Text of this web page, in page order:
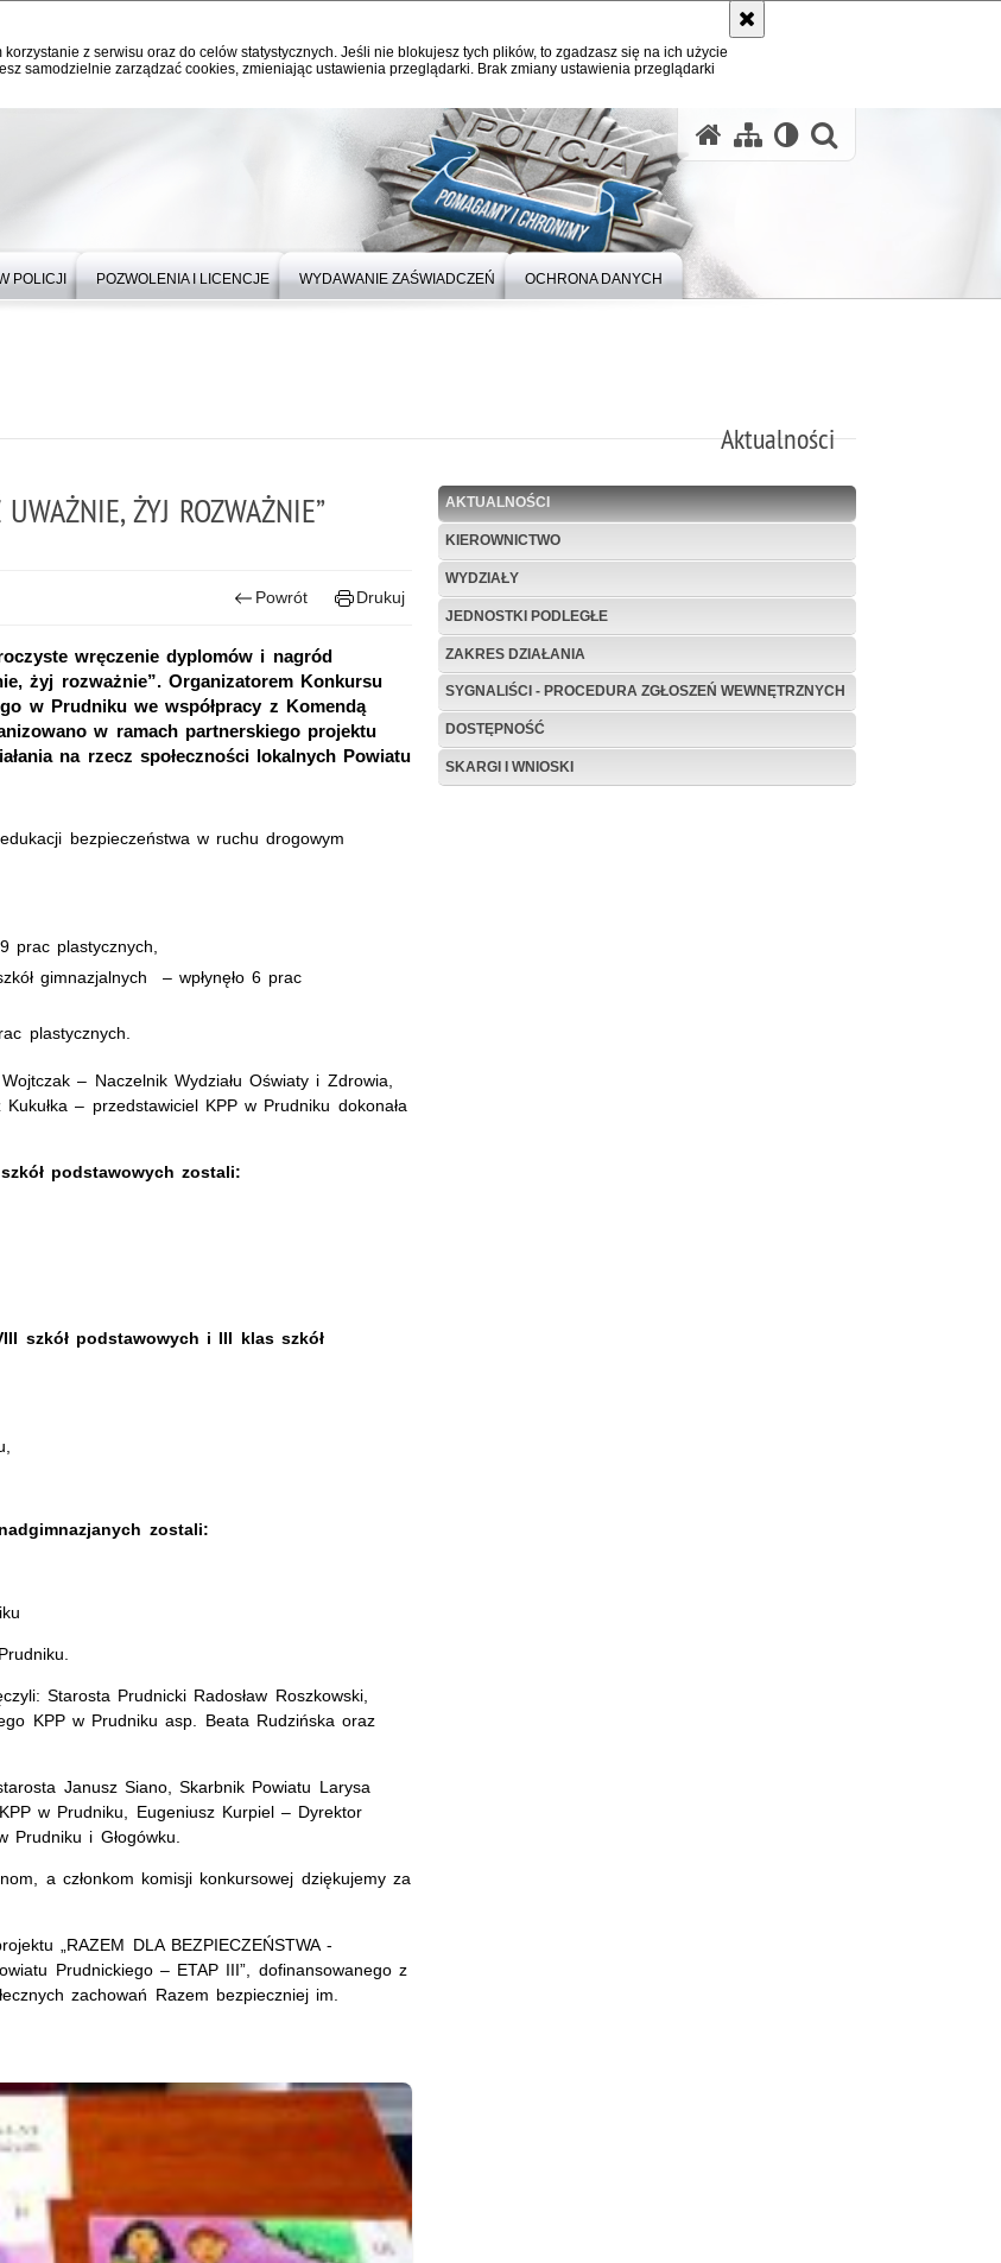
z serwisu oraz do celów statystycznych. Jeśli nie blokujesz tych plików, to zgadzasz się na ich użycie
samodzielnie zarządzać cookies, zmieniając ustawienia przeglądarki. Brak zmiany ustawienia przeglądarki
POLICJI POZWOLENIA I LICENCJE WYDAWANIE ZAŚWIADCZEŃ OCHRONA DANYCH
Aktualności
ŻYJ ROZWAŻNIE”
Powrót Drukuj
wręczenie dyplomów i nagród
żyj rozważnie”. Organizatorem Konkursu
w Prudniku we współpracy z Komendą
w ramach partnerskiego projektu
na rzecz społeczności lokalnych Powiatu
bezpieczeństwa w ruchu drogowym
prac plastycznych,
gimnazjalnych – wpłynęło 6 prac
plastycznych.
– Naczelnik Wydziału Oświaty i Zdrowia,
– przedstawiciel KPP w Prudniku dokonała
podstawowych zostali:
szkół podstawowych i III klas szkół
zostali:
Starosta Prudnicki Radosław Roszkowski,
KPP w Prudniku asp. Beata Rudzińska oraz
Janusz Siano, Skarbnik Powiatu Larysa
w Prudniku, Eugeniusz Kurpiel – Dyrektor
Prudniku i Głogówku.
a członkom komisji konkursowej dziękujemy za
„RAZEM DLA BEZPIECZEŃSTWA -
Prudnickiego – ETAP III”, dofinansowanego z
zachowań Razem bezpieczniej im.
AKTUALNOŚCI
KIEROWNICTWO
WYDZIAŁY
JEDNOSTKI PODLEGŁE
ZAKRES DZIAŁANIA
SYGNALIŚCI - PROCEDURA ZGŁOSZEŃ WEWNĘTRZNYCH
DOSTĘPNOŚĆ
SKARGI I WNIOSKI